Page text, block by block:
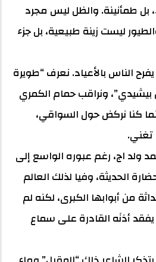
بل طمأنينة. والظل ليس مجرد
ليست زينة طبيعية، بل جزء
الناس بالأعياد. نعرف “طويرة
بيشيدي”، ونراقب حمام الكمري
كنا نركض حول السواقي،
تغني.
ولد اج، رغم عبوره الواسع إلى
الحديثة، وفيا لذلك العالم
من أبوابها الكبرى، لكنه لم
أذنَه القادرة على سماع